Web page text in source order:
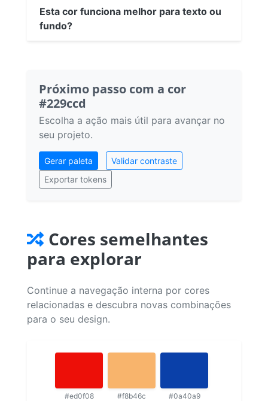
Esta cor funciona melhor para texto ou
fundo?
Próximo passo com a cor
#229ccd
Escolha a ação mais útil para avançar no
seu projeto.
Gerar paleta
Validar contraste
Exportar tokens
Cores semelhantes
para explorar
Continue a navegação interna por cores
relacionadas e descubra novas combinações
para o seu design.
#ed0f08 #f8b46c #0a40a9